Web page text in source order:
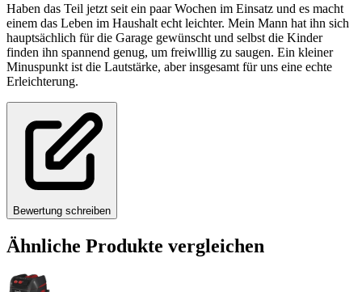
Haben das Teil jetzt seit ein paar Wochen im Einsatz und es macht
einem das Leben im Haushalt echt leichter. Mein Mann hat ihn sich
hauptsächlich für die Garage gewünscht und selbst die Kinder
finden ihn spannend genug, um freiwlllig zu saugen. Ein kleiner
Minuspunkt ist die Lautstärke, aber insgesamt für uns eine echte
Erleichterung.
Bewertung schreiben
Ähnliche Produkte vergleichen